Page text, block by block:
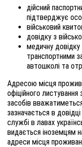
дійсний
підтверджує
військовий
довідку з
медичну
транспортними
автошколі та
Адресою місця
офіційного листування
засобів
зазначається в
службі в лавах
видається іноземцям
адреси місця